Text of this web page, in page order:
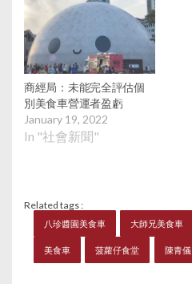
商經局：未能完全評估個
別美食車營運者盈虧
January 19, 2022
In "社會新聞"
Related tags :
八珍醬園美食車 大師兄美食車
美食車 菠蘿仔食堂 陳青儀